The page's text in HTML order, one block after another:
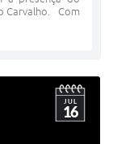
Carvalho. Com
JUL
16